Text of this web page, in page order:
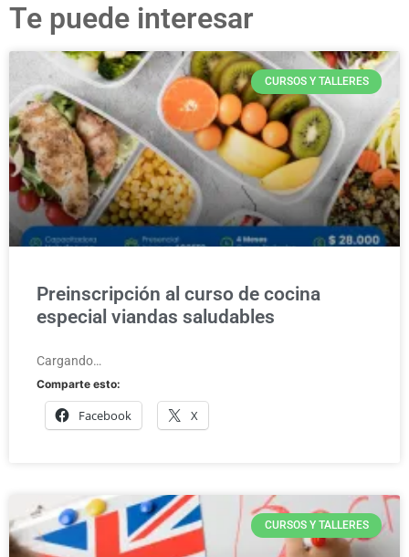
Te puede interesar
CURSOS Y TALLERES
Preinscripción al curso de cocina
especial viandas saludables
Cargando…
Comparte esto:
Facebook X
CURSOS Y TALLERES